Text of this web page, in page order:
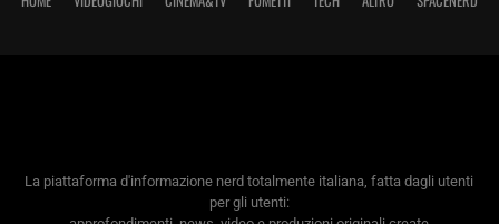
La piattaforma d'informazione nerd totalmente italiana, fatta dagli utenti
per gli utenti: